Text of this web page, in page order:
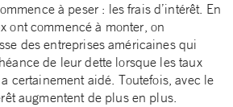
à peser : les frais d’intérêt. En
ont commencé à monter, on
des entreprises américaines qui
de leur dette lorsque les taux
certainement aidé. Toutefois, avec le
augmentent de plus en plus.